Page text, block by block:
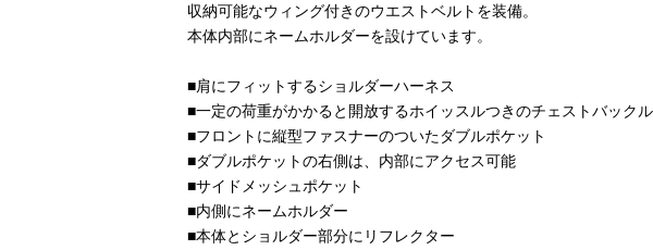
収納可能なウィング付きのウエストベルトを装備。
本体内部にネームホルダーを設けています。
■肩にフィットするショルダーハーネス
■一定の荷重がかかると開放するホイッスルつきのチェストバックル
■フロントに縦型ファスナーのついたダブルポケット
■ダブルポケットの右側は、内部にアクセス可能
■サイドメッシュポケット
■内側にネームホルダー
■本体とショルダー部分にリフレクター